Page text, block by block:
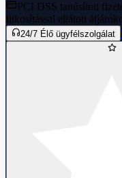
PCI DSS tanúsított
titkosítással ellátott
24/7 Élő ügyfélszolgálat